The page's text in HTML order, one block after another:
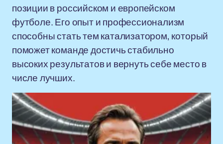
позиции в российском и европейском
футболе. Его опыт и профессионализм
способны стать тем катализатором, который
поможет команде достичь стабильно
высоких результатов и вернуть себе место в
числе лучших.